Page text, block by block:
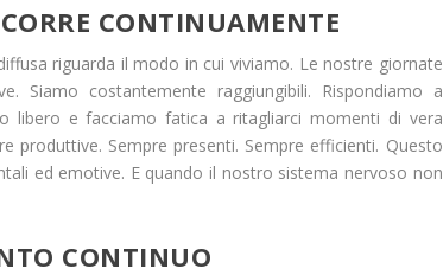
CONTINUAMENTE
riguarda il modo in cui viviamo. Le nostre giornate
Siamo costantemente raggiungibili. Rispondiamo a
libero e facciamo fatica a ritagliarci momenti di vera
produttive. Sempre presenti. Sempre efficienti. Questo
ed emotive. E quando il nostro sistema nervoso non
CONTINUO